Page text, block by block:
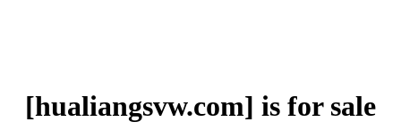
[hualiangsvw.com] is for sale